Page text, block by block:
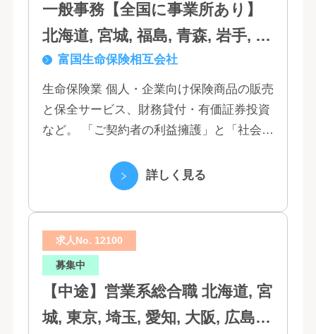
一般事務【全国に事業所あり】
北海道, 宮城, 福島, 青森, 岩手, 秋
田, 山形, 東京, 神奈川, 千葉, 埼
玉, 茨城, 栃木, 群馬, 新潟, 石川,
富山, 福井, 長野, 山梨, 愛知, 静
岡, 三重, 岐阜, 大阪, 京都, 兵庫,
滋賀, 奈良, 和歌山, 広島, 岡山, 山
口, 鳥取, 島根, 香川, 愛媛, 徳島,
高知, 福岡, 長崎, 熊本, 鹿児島, 大
分, 宮崎, 佐賀, 沖縄
富国生命保険相互会社
生命保険業 個人・企業向け保険商品の販売
と保全サービス、財務貸付・有価証券投資
など。 「ご契約者の利益擁護」と「社会へ
づく「お客さま基点」をスローガンに掲
詳しく見る
求人No. 12100
募集中
【中途】営業系総合職 北海道, 宮
城, 東京, 埼玉, 愛知, 大阪, 広島,